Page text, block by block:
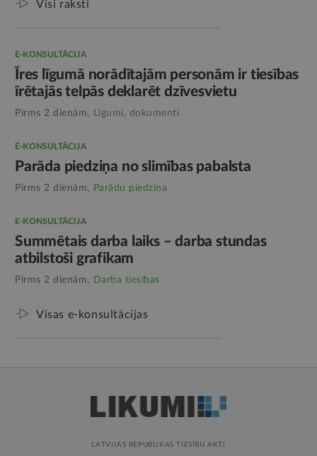
Visi raksti
E-KONSULTĀCIJA
Īres līgumā norādītajām personām ir tiesības
īrētajās telpās deklarēt dzīvesvietu
Pirms 2 dienām, Līgumi, dokumenti
E-KONSULTĀCIJA
Parāda piedziņa no slimības pabalsta
Pirms 2 dienām, Parādu piedziņa
E-KONSULTĀCIJA
Summētais darba laiks – darba stundas
atbilstoši grafikam
Pirms 2 dienām, Darba tiesības
Visas e-konsultācijas
LATVIJAS REPUBLIKAS TIESĪBU AKTI